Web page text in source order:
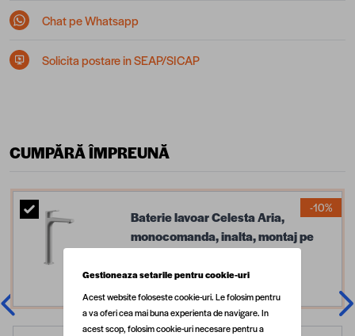
Chat pe Whatsapp
Solicita postare in SEAP/SICAP
CUMPĂRĂ ÎMPREUNĂ
Baterie lavoar Celesta Aria,
monocomanda, inalta, montaj pe
519,90 lei 467,91 lei
-10%
Gestioneaza setarile pentru cookie-uri
Acest website foloseste cookie-uri. Le folosim pentru
a va oferi cea mai buna experienta de navigare. In
acest scop, folosim cookie-uri necesare pentru a